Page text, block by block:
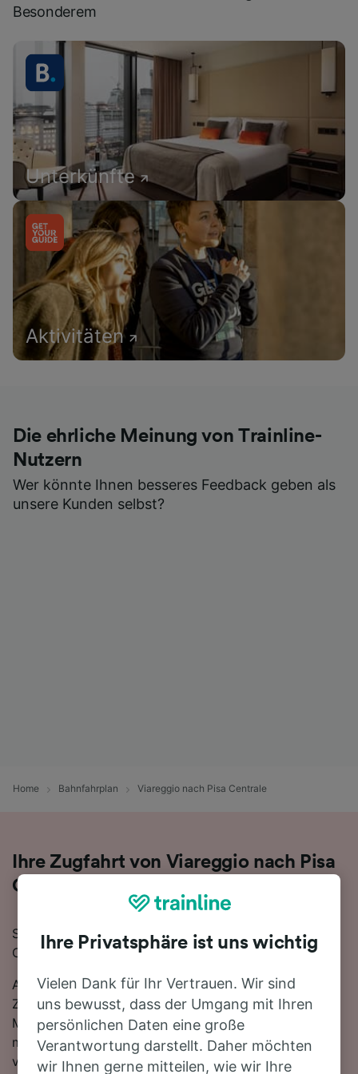
Besonderem
Unterkünfte
Aktivitäten
Die ehrliche Meinung von Trainline-
Nutzern
Wer könnte Ihnen besseres Feedback geben als
unsere Kunden selbst?
Home Bahnfahrplan Viareggio nach Pisa Centrale
Ihre Zugfahrt von Viareggio nach Pisa
Centrale
Sie planen eine Zugfahrt von Viareggio nach Pisa
Centrale? Starten Sie jetzt Ihre Suche!
Auf der 22 km langen Strecke fahren in der Regel 48
Züge, die schnellste Reisezeit beträgt dabei 13
Minuten. Einfach zurücklehnen und stressfrei reisen -
mit den direkten Verbindungen, die auf dieser Route
verfügbar sind, ist kein Umstieg nötig. Sie können
Ihre Privatsphäre ist uns wichtig
Vielen Dank für Ihr Vertrauen. Wir sind
uns bewusst, dass der Umgang mit Ihren
persönlichen Daten eine große
Verantwortung darstellt. Daher möchten
wir Ihnen gerne mitteilen, wie wir Ihre